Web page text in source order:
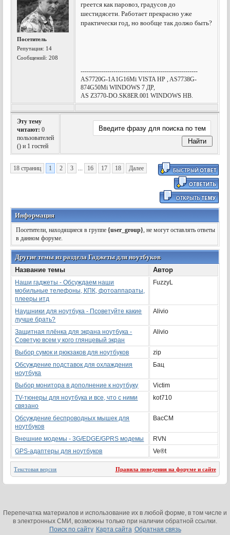
Посетитель
Репутация: 14
Сообщений: 208
греется как паровоз, градусов до
шестидясети. Работает прекрасно уже
практически год, но вообще так должо быть?
---------------------------------------------------------
AS7720G-1A1G16Mi VISTA HP , AS7738G-
874G50Mi WINDOWS 7 ДР,
AS Z3770-DO.SK8ER.001 WINDOWS HB.
Эту тему
читают: 0
пользователей
() и 1 гостей
18 страниц 1 2 3 ... 16 17 18 Далее
Информация
Посетители, находящиеся в группе{user_group}, не могут оставлять ответы
в данном форуме.
Другие темы из раздела Гаджеты для ноутбуков
Название темы
Автор
Наши гаджеты - Обсуждаем наши
мобильные телефоны, КПК, фотоаппараты,
плееры итд
FuzzyL
Наушники для ноутбука - Псоветуйте какие
лучше брать?
Alivio
Защитная плёнка для экрана ноутбука -
Советую всем у кого глянцевый экран
Alivio
Выбор сумок и рюкзаков для ноутбуков
zip
Обсуждение подставок для охлаждения
ноутбука
Бац
Выбор монитора в дополнение к ноутбуку
Victim
TV-тюнеры для ноутбука и все, что с ними
связано
kot710
Обсуждение беспроводных мышек для
ноутбуков
BacCM
Внешние модемы - 3G/EDGE/GPRS модемы
RVN
GPS-адаптеры для ноутбуков
Ve®t
Текстовая версия Правила поведения на форуме и сайте
Перепечатка материалов и использование их в любой форме, в том числе и
в электронных СМИ, возможны только при наличии обратной ссылки.
Поиск по сайту Карта сайта Обратная связь